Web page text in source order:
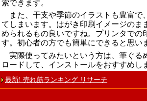
索できます。
また、干支や季節のイラストも豊富で
てしまいます。はがき印刷イメージのま
められるもの良いですね。プリンタでの
す。初心者の方でも簡単にできると思い
実際使ってみたいという方は、筆ぐる
ロードして、インストールをおすすめし
最新! 売れ筋ランキング リサーチ